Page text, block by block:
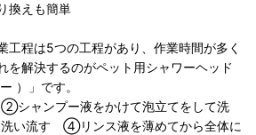
換えも簡単
工程は5つの工程があり、作業時間が多く
を解決するのがペット用シャワーヘッド
）」です。
ャンプー液をかけて泡立てをして洗
い流す ④リンス液を薄めてから全体に